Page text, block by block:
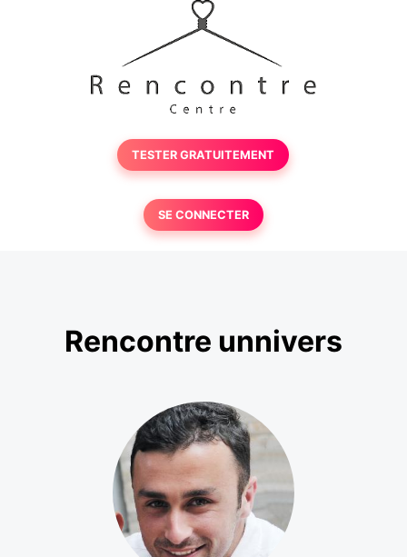
TESTER GRATUITEMENT
SE CONNECTER
Rencontre unnivers